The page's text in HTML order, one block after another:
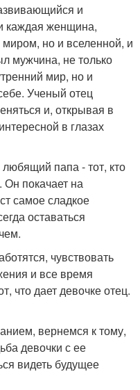
и
каждая женщина,
миром, но и вселенной, и
мужчина, не только
мир, но и
Ученый отец
и, открывая в
в глазах
папа - тот, кто
Он покачает на
самое сладкое
оставаться
чувствовать
и все время
что дает девочке отец.
вернемся к тому,
девочки с ее
видеть будущее